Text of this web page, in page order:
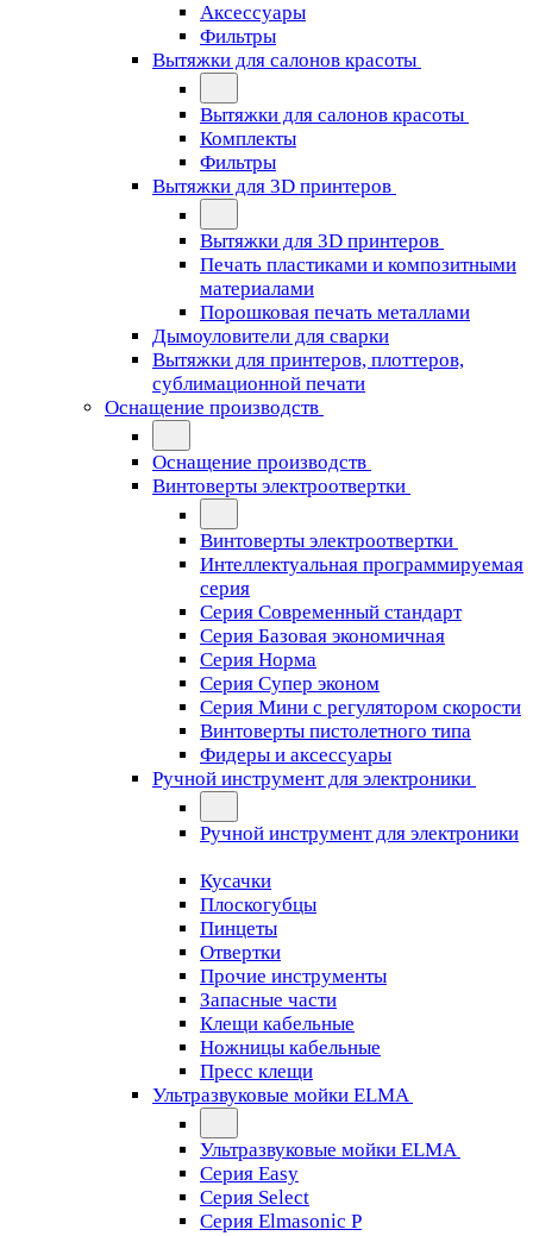
Аксессуары
Фильтры
Вытяжки для салонов красоты
Вытяжки для салонов красоты
Комплекты
Фильтры
Вытяжки для 3D принтеров
Вытяжки для 3D принтеров
Печать пластиками и композитными
материалами
Порошковая печать металлами
Дымоуловители для сварки
Вытяжки для принтеров, плоттеров,
сублимационной печати
Оснащение производств
Оснащение производств
Винтоверты электроотвертки
Винтоверты электроотвертки
Интеллектуальная программируемая
серия
Серия Современный стандарт
Серия Базовая экономичная
Серия Норма
Серия Cупер эконом
Серия Мини с регулятором скорости
Винтоверты пистолетного типа
Фидеры и аксессуары
Ручной инструмент для электроники
Ручной инструмент для электроники
Кусачки
Плоскогубцы
Пинцеты
Отвертки
Прочие инструменты
Запасные части
Клещи кабельные
Ножницы кабельные
Пресс клещи
Ультразвуковые мойки ELMA
Ультразвуковые мойки ELMA
Серия Easy
Серия Select
Серия Elmasonic P